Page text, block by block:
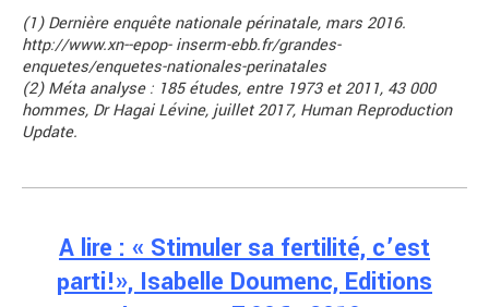
(1) Dernière enquête nationale périnatale, mars 2016.
http://www.xn--epop- inserm-ebb.fr/grandes-
enquetes/enquetes-nationales-perinatales
(2) Méta analyse : 185 études, entre 1973 et 2011, 43 000
hommes, Dr Hagai Lévine, juillet 2017, Human Reproduction
Update.
A lire : « Stimuler sa fertilité, c’est
parti!», Isabelle Doumenc, Editions